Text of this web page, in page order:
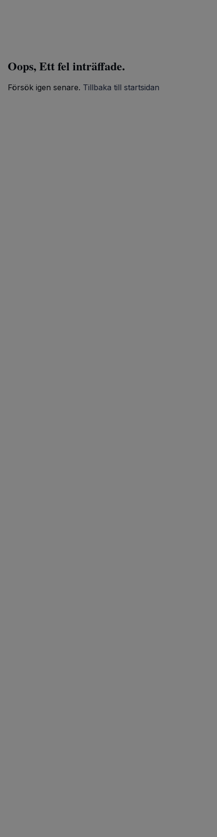
Oops, Ett fel inträffade.
Försök igen senare. Tillbaka till startsidan